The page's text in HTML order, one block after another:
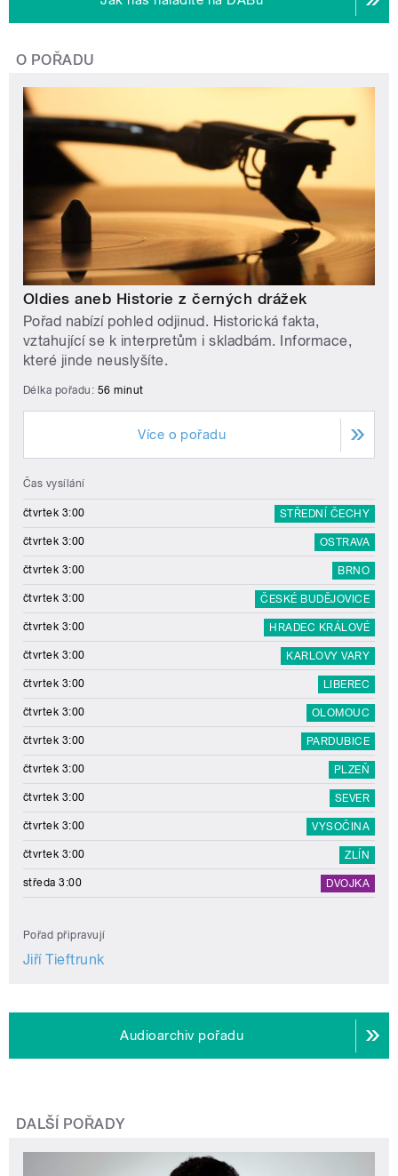
O POŘADU
Oldies aneb Historie z černých drážek
Pořad nabízí pohled odjinud. Historická fakta,
vztahující se k interpretům i skladbám. Informace,
které jinde neuslyšíte.
Délka pořadu: 56 minut
Více o pořadu
Čas vysílání
čtvrtek 3:00 STŘEDNÍ ČECHY
čtvrtek 3:00 OSTRAVA
čtvrtek 3:00 BRNO
čtvrtek 3:00 ČESKÉ BUDĚJOVICE
čtvrtek 3:00 HRADEC KRÁLOVÉ
čtvrtek 3:00 KARLOVY VARY
čtvrtek 3:00 LIBEREC
čtvrtek 3:00 OLOMOUC
čtvrtek 3:00 PARDUBICE
čtvrtek 3:00 PLZEŇ
čtvrtek 3:00 SEVER
čtvrtek 3:00 VYSOČINA
čtvrtek 3:00 ZLÍN
středa 3:00 DVOJKA
Pořad připravují
Jiří Tieftrunk
Audioarchiv pořadu
DALŠÍ POŘADY